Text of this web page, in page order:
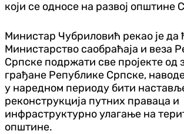
који се односе на развој општине
Министар Чубриловић рекао је да
Министарство саобраћаја и веза
Српске подржати све пројекте од
грађане Републике Српске,
у наредном периоду бити
реконструкција путних праваца и
инфраструктурно улагање на
општине.